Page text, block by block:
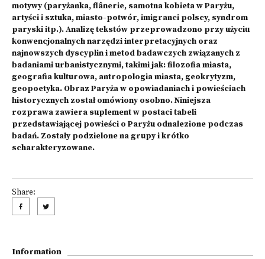
motywy (paryżanka, flânerie, samotna kobieta w Paryżu,
artyści i sztuka, miasto-potwór, imigranci polscy, syndrom
paryski itp.). Analizę tekstów przeprowadzono przy użyciu
konwencjonalnych narzędzi interpretacyjnych oraz
najnowszych dyscyplin i metod badawczych związanych z
badaniami urbanistycznymi, takimi jak: filozofia miasta,
geografia kulturowa, antropologia miasta, geokrytyzm,
geopoetyka. Obraz Paryża w opowiadaniach i powieściach
historycznych został omówiony osobno. Niniejsza
rozprawa zawiera suplement w postaci tabeli
przedstawiającej powieści o Paryżu odnalezione podczas
badań. Zostały podzielone na grupy i krótko
scharakteryzowane.
Share:
Information